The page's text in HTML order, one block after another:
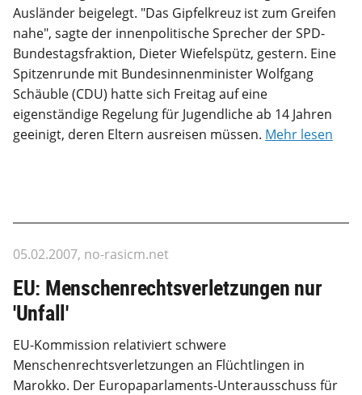
Ausländer beigelegt. "Das Gipfelkreuz ist zum Greifen
nahe", sagte der innenpolitische Sprecher der SPD-
Bundestagsfraktion, Dieter Wiefelspütz, gestern. Eine
Spitzenrunde mit Bundesinnenminister Wolfgang
Schäuble (CDU) hatte sich Freitag auf eine
eigenständige Regelung für Jugendliche ab 14 Jahren
geeinigt, deren Eltern ausreisen müssen. Mehr lesen
05.02.2007, no-rasicm.net
EU: Menschenrechtsverletzungen nur
'Unfall'
EU-Kommission relativiert schwere
Menschenrechtsverletzungen an Flüchtlingen in
Marokko. Der Europaparlaments-Unterausschuss für